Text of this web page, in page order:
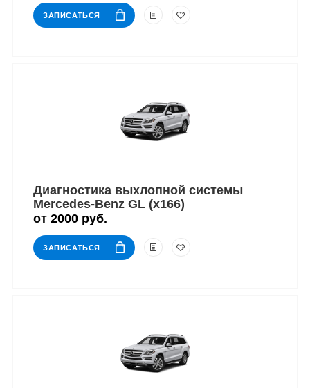
ЗАПИСАТЬСЯ
Диагностика выхлопной системы
Mercedes-Benz GL (x166)
от 2000 руб.
ЗАПИСАТЬСЯ